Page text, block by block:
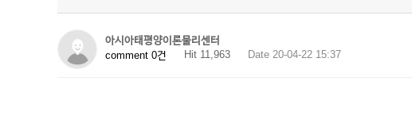
아시아태평양이론물리센터
comment 0건
Hit 11,963 Date 20-04-22 15:37